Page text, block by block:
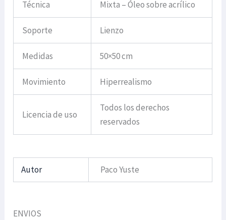
Técnica Mixta – Óleo sobre acrílico
Soporte Lienzo
Medidas 50×50 cm
Movimiento Hiperrealismo
Licencia de uso
Todos los derechos
reservados
Autor Paco Yuste
ENVIOS